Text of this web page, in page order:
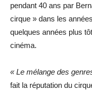
pendant 40 ans par
cirque » dans les
quelques années plus
cinéma.
« Le mélange des
fait la réputation du